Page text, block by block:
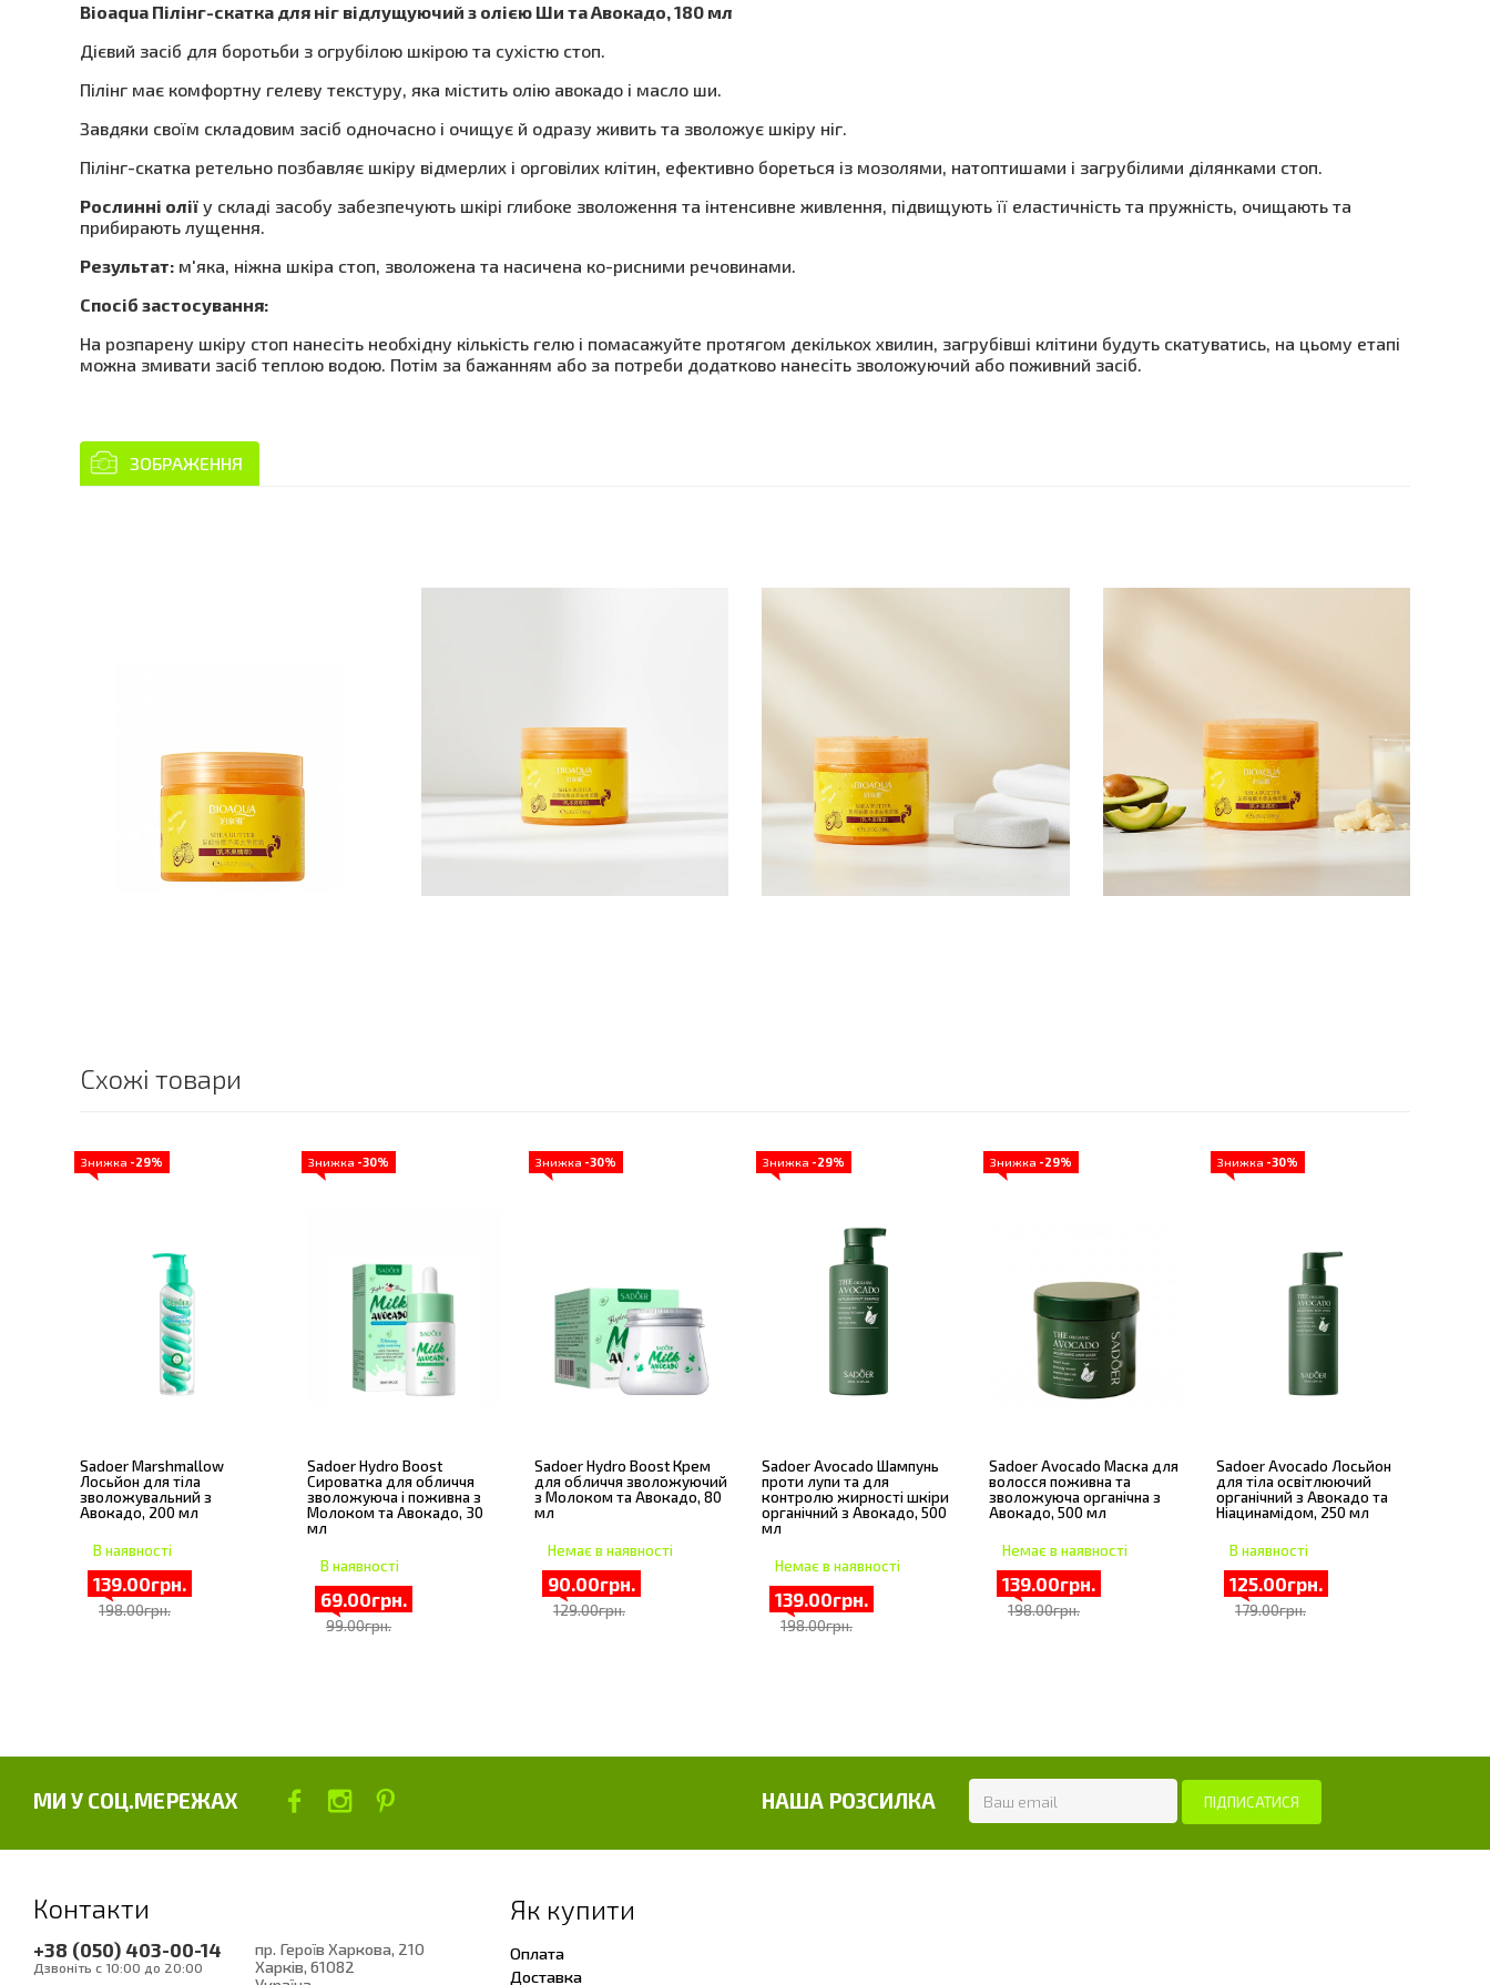
Bioaqua Пілінг-скатка для ніг відлущуючий з олією Ши та Авокадо, 180 мл
Дієвий засіб для боротьби з огрубілою шкірою та сухістю стоп.
Пілінг має комфортну гелеву текстуру, яка містить олію авокадо і масло ши.
Завдяки своїм складовим засіб одночасно і очищує й одразу живить та зволожує шкіру ніг.
Пілінг-скатка ретельно позбавляє шкіру відмерлих і орговілих клітин, ефективно бореться із мозолями, натоптишами і загрубілими ділянками стоп.
Рослинні олії у складі засобу забезпечують шкірі глибоке зволоження та інтенсивне живлення, підвищують її еластичність та пружність, очищають та
прибирають лущення.
Результат: м'яка, ніжна шкіра стоп, зволожена та насичена ко-рисними речовинами.
Спосіб застосування:
На розпарену шкіру стоп нанесіть необхідну кількість гелю і помасажуйте протягом декількох хвилин, загрубівші клітини будуть скатуватись, на цьому етапі
можна змивати засіб теплою водою. Потім за бажанням або за потреби додатково нанесіть зволожуючий або поживний засіб.
ЗОБРАЖЕННЯ
Схожі товари
Знижка -29%
Sadoer Marshmallow
Лосьйон для тіла
зволожувальний з
Авокадо, 200 мл
В наявності
139.00грн.
198.00грн.
Знижка -30%
Sadoer Hydro Boost
Сироватка для обличчя
зволожуюча і поживна з
Молоком та Авокадо, 30
мл
В наявності
69.00грн.
99.00грн.
Знижка -30%
Sadoer Hydro Boost Крем
для обличчя зволожуючий
з Молоком та Авокадо, 80
мл
Немає в наявності
90.00грн.
129.00грн.
Знижка -29%
Sadoer Avocado Шампунь
проти лупи та для
контролю жирності шкіри
органічний з Авокадо, 500
мл
Немає в наявності
139.00грн.
198.00грн.
Знижка -29%
Sadoer Avocado Маска для
волосся поживна та
зволожуюча органічна з
Авокадо, 500 мл
Немає в наявності
139.00грн.
198.00грн.
Знижка -30%
Sadoer Avocado Лосьйон
для тіла освітлюючий
органічний з Авокадо та
Ніацинамідом, 250 мл
В наявності
125.00грн.
179.00грн.
МИ У СОЦ.МЕРЕЖАХ НАША РОЗСИЛКА
Контакти
+38 (050) 403-00-14
Дзвоніть с 10:00 до 20:00
пр. Героїв Харкова, 210
Харків , 61082
Як купити
Оплата
Доставка